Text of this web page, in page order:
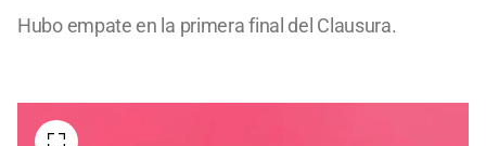
Hubo empate en la primera final del Clausura.